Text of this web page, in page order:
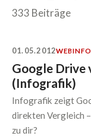
333 Beiträge
01.05.2012WEB
Google Drive
(Infografik)
Infografik zeigt
direkten Vergleich
zu dir?